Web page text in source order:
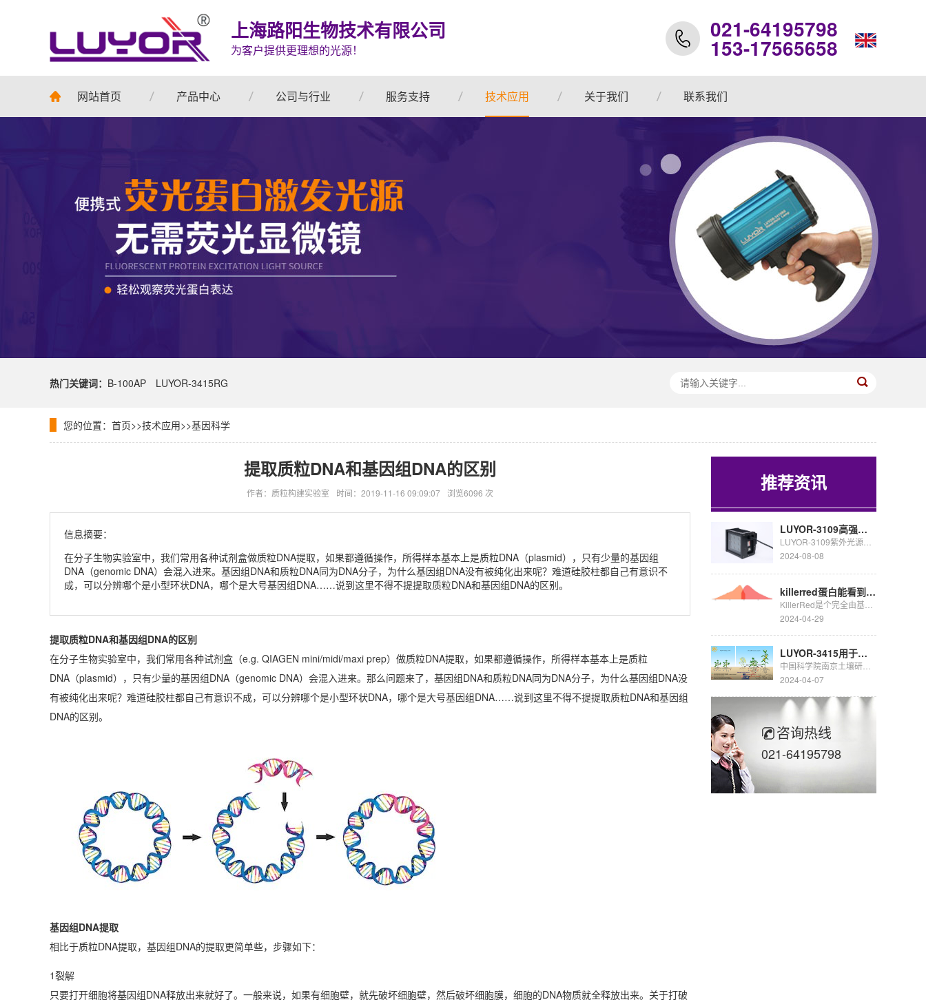
上海路阳生物技术有限公司
为客户提供更理想的光源！
021-64195798
153-17565658
网站首页 产品中心 公司与行业 服务支持 技术应用 关于我们 联系我们
热门关键词： B-100AP LUYOR-3415RG
您的位置： 首页>>技术应用>>基因科学
推荐资讯
LUYOR-3109高强度紫外催化光源促销
2024-08-08
killerred蛋白能看到荧光吗
2024-04-29
LUYOR-3415用于豆科生物固氮的研究
2024-04-07
咨询热线
021-64195798
提取质粒DNA和基因组DNA的区别
作者：质粒构建实验室 时间：2019-11-16 09:09:07 浏览6096 次
信息摘要：
在分子生物实验室中，我们常用各种试剂盒做质粒DNA提取，如果都遵循操作，所得样本基本上是质粒DNA（plasmid），只有少量的基因组
DNA（genomic DNA）会混入进来。基因组DNA和质粒DNA同为DNA分子，为什么基因组DNA没有被纯化出来呢？难道硅胶柱都自己有意识不
成，可以分辨哪个是小型环状DNA，哪个是大号基因组DNA……说到这里不得不提提取质粒DNA和基因组DNA的区别。
提取质粒DNA和基因组DNA的区别
在分子生物实验室中，我们常用各种试剂盒（e.g. QIAGEN mini/midi/maxi prep）做质粒DNA提取，如果都遵循操作，所得样本基本上是质粒
DNA（plasmid），只有少量的基因组DNA（genomic DNA）会混入进来。那么问题来了，基因组DNA和质粒DNA同为DNA分子，为什么基因组DNA没
有被纯化出来呢？难道硅胶柱都自己有意识不成，可以分辨哪个是小型环状DNA，哪个是大号基因组DNA……说到这里不得不提提取质粒DNA和基因组
DNA的区别。
基因组DNA提取
相比于质粒DNA提取，基因组DNA的提取更简单些，步骤如下：
1裂解
只要打开细胞将基因组DNA释放出来就好了。一般来说，如果有细胞壁，就先破坏细胞壁，然后破坏细胞膜，细胞的DNA物质就全释放出来。关于打破